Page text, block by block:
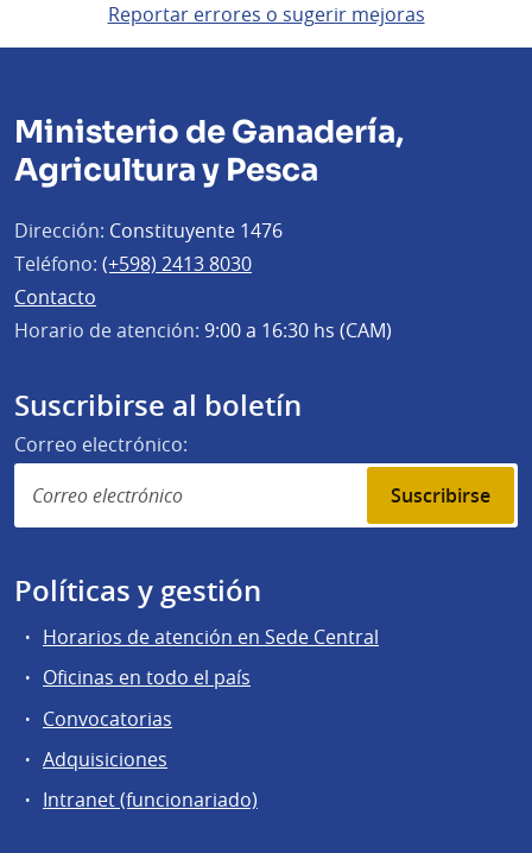
Reportar errores o sugerir mejoras
Ministerio de Ganadería,
Agricultura y Pesca
Dirección: Constituyente 1476
Teléfono: (+598) 2413 8030
Contacto
Horario de atención: 9:00 a 16:30 hs (CAM)
Suscribirse al boletín
Correo electrónico:
Suscribirse
Políticas y gestión
Horarios de atención en Sede Central
Oficinas en todo el país
Convocatorias
Adquisiciones
Intranet (funcionariado)